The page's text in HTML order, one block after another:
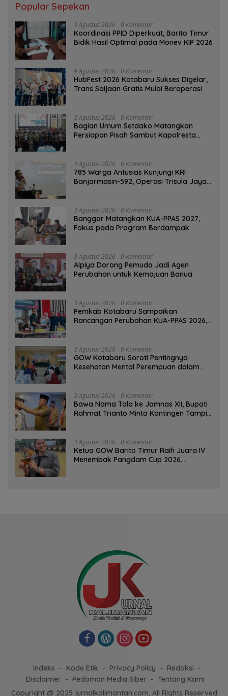
Popular Sepekan
3 Agustus 2026 0 Komentar
Koordinasi PPID Diperkuat, Barito Timur
Bidik Hasil Optimal pada Monev KIP 2026
9 Agustus 2026 0 Komentar
HubFest 2026 Kotabaru Sukses Digelar,
Trans Saijaan Gratis Mulai Beroperasi
3 Agustus 2026 0 Komentar
Bagian Umum Setdako Matangkan
Persiapan Pisah Sambut Kapolresta
3 Agustus 2026 0 Komentar
785 Warga Antusias Kunjungi KRI
Banjarmasin-592, Operasi Trisula Jaya
3 Agustus 2026 0 Komentar
‎Banggar Matangkan KUA-PPAS 2027,
Fokus pada Program Berdampak
3 Agustus 2026 0 Komentar
‎Alpiya Dorong Pemuda Jadi Agen
Perubahan untuk Kemajuan Banua ‎
3 Agustus 2026 0 Komentar
Pemkab Kotabaru Sampaikan
Rancangan Perubahan KUA-PPAS 2026,
3 Agustus 2026 0 Komentar
GOW Kotabaru Soroti Pentingnya
Kesehatan Mental Perempuan dalam
3 Agustus 2026 0 Komentar
Bawa Nama Tala ke Jamnas XII, Bupati
Rahmat Trianto Minta Kontingen Tampil
3 Agustus 2026 0 Komentar
Ketua GOW Barito Timur Raih Juara IV
Menembak Pangdam Cup 2026,
Indeks Kode Etik Privacy Policy
Redaksi
Disclaimer
Pedoman Media Siber
Tentang Kami
Copyright @ 2025 jurnalkalimantan.com, All Rights Reserved